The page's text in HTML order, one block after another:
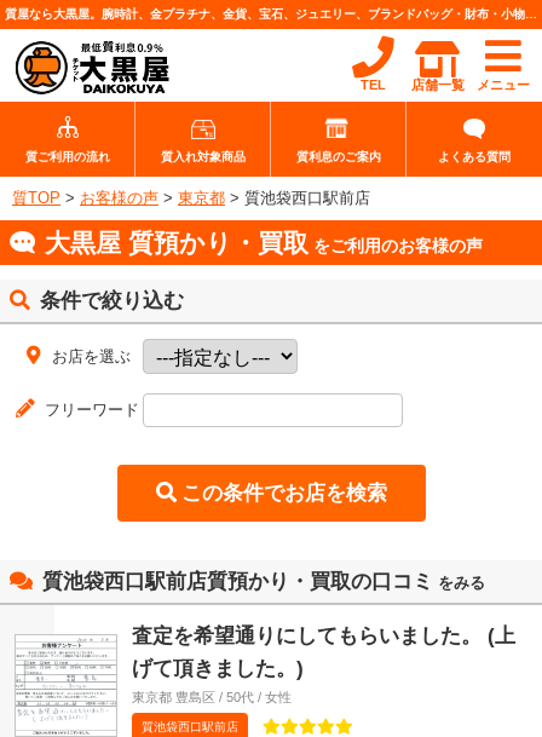
メニュー
店舗一覧
TEL
質ご利用の流れ 質入れ対象商品 質利息のご案内 よくある質問
質TOP > お客様の声 > 東京都 > 質池袋西口駅前店
大黒屋 質預かり・買取 をご利用のお客様の声
条件で絞り込む
お店を選ぶ
フリーワード
質池袋西口駅前店質預かり・買取の口コミ をみる
査定を希望通りにしてもらいました。 (上
げて頂きました。)
東京都 豊島区 / 50代 / 女性
質池袋西口駅前店